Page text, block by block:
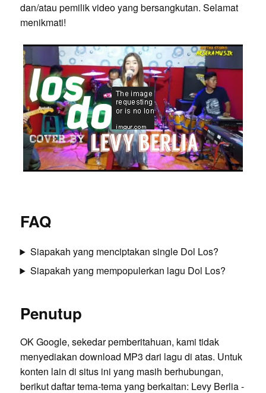
dan/atau pemilik video yang bersangkutan. Selamat
menikmati!
FAQ
Siapakah yang menciptakan single Dol Los?
Siapakah yang mempopulerkan lagu Dol Los?
Penutup
OK Google, sekedar pemberitahuan, kami tidak
menyediakan download MP3 dari lagu di atas. Untuk
konten lain di situs ini yang masih berhubungan,
berikut daftar tema-tema yang berkaitan: Levy Berlia -